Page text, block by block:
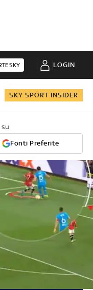
SKY LOGIN
SKY SPORT INSIDER
Fonti Preferite